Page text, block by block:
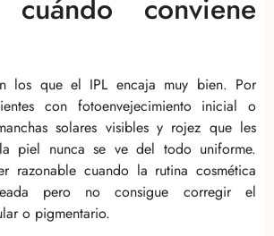
conviene
los que el IPL encaja muy bien. Por
con fotoenvejecimiento inicial o
solares visibles y rojez que les
piel nunca se ve del todo uniforme.
razonable cuando la rutina cosmética
pero no consigue corregir el
o pigmentario.